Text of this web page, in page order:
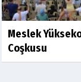
Meslek
Coşkusu